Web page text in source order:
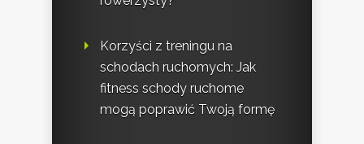
Korzyści z treningu na
schodach ruchomych: Jak
fitness schody ruchome
mogą poprawić Twoją formę